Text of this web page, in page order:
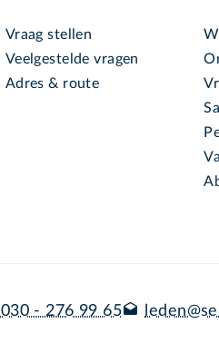
Vraag stellen
Veelgestelde vragen
Adres & route
030 - 276 99 65